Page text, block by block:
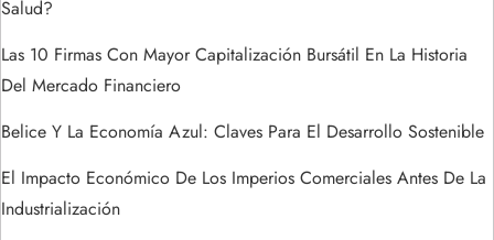
e
e
n
t
Salud?
Las 10 Firmas Con Mayor Capitalización Bursátil En La Historia
Del Mercado Financiero
Belice Y La Economía Azul: Claves Para El Desarrollo Sostenible
El Impacto Económico De Los Imperios Comerciales Antes De La
Industrialización